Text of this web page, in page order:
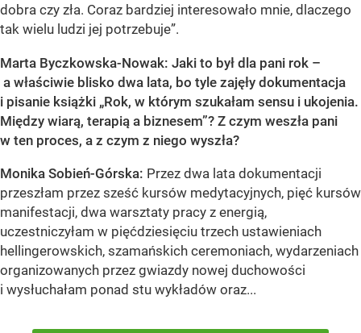
dobra czy zła. Coraz bardziej interesowało mnie, dlaczego
tak wielu ludzi jej potrzebuje”.
Marta Byczkowska-Nowak: Jaki to był dla pani rok –
a właściwie blisko dwa lata, bo tyle zajęły dokumentacja
i pisanie książki „Rok, w którym szukałam sensu i ukojenia.
Między wiarą, terapią a biznesem”? Z czym weszła pani
w ten proces, a z czym z niego wyszła?
Monika Sobień-Górska: Przez dwa lata dokumentacji
przeszłam przez sześć kursów medytacyjnych, pięć kursów
manifestacji, dwa warsztaty pracy z energią,
uczestniczyłam w pięćdziesięciu trzech ustawieniach
hellingerowskich, szamańskich ceremoniach, wydarzeniach
organizowanych przez gwiazdy nowej duchowości
i wysłuchałam ponad stu wykładów oraz...